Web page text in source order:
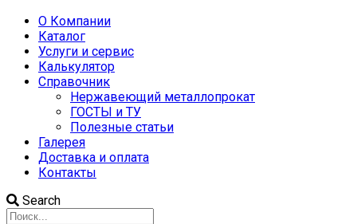
О Компании
Каталог
Услуги и сервис
Калькулятор
Справочник
Нержавеющий металлопрокат
ГОСТЫ и ТУ
Полезные статьи
Галерея
Доставка и оплата
Контакты
Search